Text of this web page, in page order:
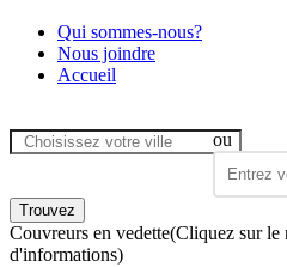
Qui sommes-nous?
Nous joindre
Accueil
ou
Couvreurs en vedette(Cliquez sur le
d'informations)